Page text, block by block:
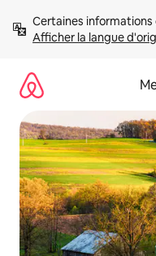
directement
Afficher la langue